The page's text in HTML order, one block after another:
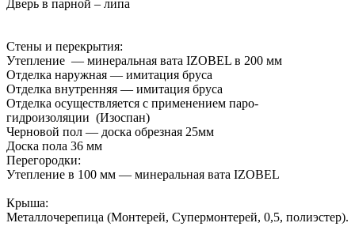
Дверь в парной – липа
Стены и перекрытия:
Утепление — минеральная вата IZOBEL в 200 мм
Отделка наружная — имитация бруса
Отделка внутренняя — имитация бруса
Отделка осуществляется с применением паро-
гидроизоляции (Изоспан)
Черновой пол — доска обрезная 25мм
Доска пола 36 мм
Перегородки:
Утепление в 100 мм — минеральная вата IZOBEL
Крыша:
Металлочерепица (Монтерей, Супермонтерей, 0,5, полиэстер).